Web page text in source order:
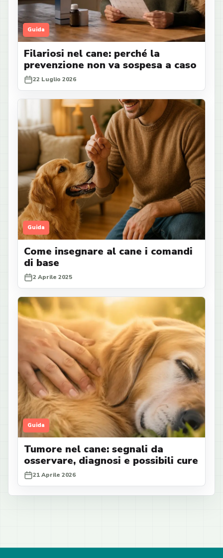
Guida
Filariosi nel cane: perché la
prevenzione non va sospesa a caso
22 Luglio 2026
Guida
Come insegnare al cane i comandi
di base
2 Aprile 2025
Guida
Tumore nel cane: segnali da
osservare, diagnosi e possibili cure
21 Aprile 2026